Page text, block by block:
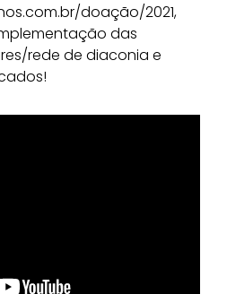
doação/2021,
das
rede de diaconia e